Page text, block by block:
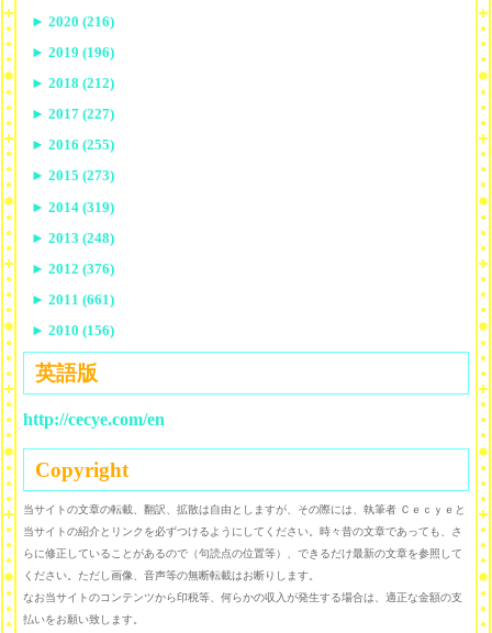
► 2020 (216)
► 2019 (196)
► 2018 (212)
► 2017 (227)
► 2016 (255)
► 2015 (273)
► 2014 (319)
► 2013 (248)
► 2012 (376)
► 2011 (661)
► 2010 (156)
英語版
http://cecye.com/en
Copyright
当サイトの文章の転載、翻訳、拡散は自由としますが、その際には、執筆者 Ｃｅｃｙｅと
当サイトの紹介とリンクを必ずつけるようにしてください。時々昔の文章であっても、さ
らに修正していることがあるので（句読点の位置等）、できるだけ最新の文章を参照して
ください。ただし画像、音声等の無断転載はお断りします。
なお当サイトのコンテンツから印税等、何らかの収入が発生する場合は、適正な金額の支
払いをお願い致します。